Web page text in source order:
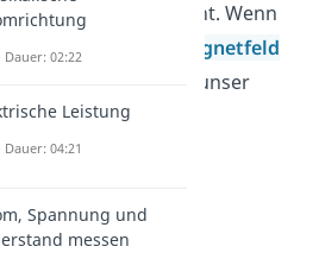
dieLorentzkraft
nicht. Wenn
zum Thema
Magnetfeld
kannst du dir gerne unser
dazu ansehen.
Dauer: 02:22
Leistung
Dauer: 04:21
Spannung und
messen